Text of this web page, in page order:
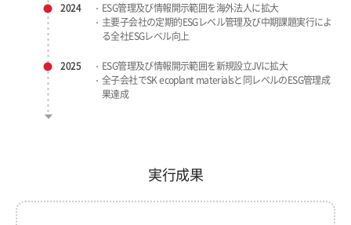
2024
ESG管理及び情報開示範囲を海外法人に拡大
主要子会社の定期的ESGレベル管理及び中期課題実行によ
る全社ESGレベル向上
2025
ESG管理及び情報開示範囲を新規設立JVに拡大
全子会社でSK ecoplant materialsと同レベルのESG管理成
果達成
実行成果